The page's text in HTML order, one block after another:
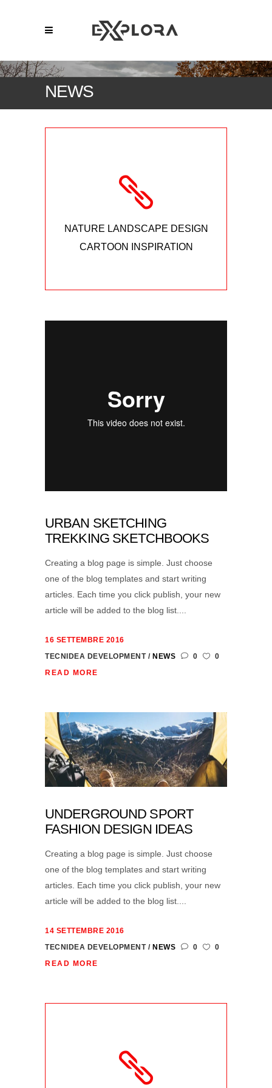
NEWS
NATURE LANDSCAPE DESIGN
CARTOON INSPIRATION
URBAN SKETCHING
TREKKING SKETCHBOOKS
Creating a blog page is simple. Just choose
one of the blog templates and start writing
articles. Each time you click publish, your new
article will be added to the blog list....
16 SETTEMBRE 2016
TECNIDEA DEVELOPMENT
NEWS 0
0
READ MORE
UNDERGROUND SPORT
FASHION DESIGN IDEAS
Creating a blog page is simple. Just choose
one of the blog templates and start writing
articles. Each time you click publish, your new
article will be added to the blog list....
14 SETTEMBRE 2016
TECNIDEA DEVELOPMENT
NEWS 0
0
READ MORE